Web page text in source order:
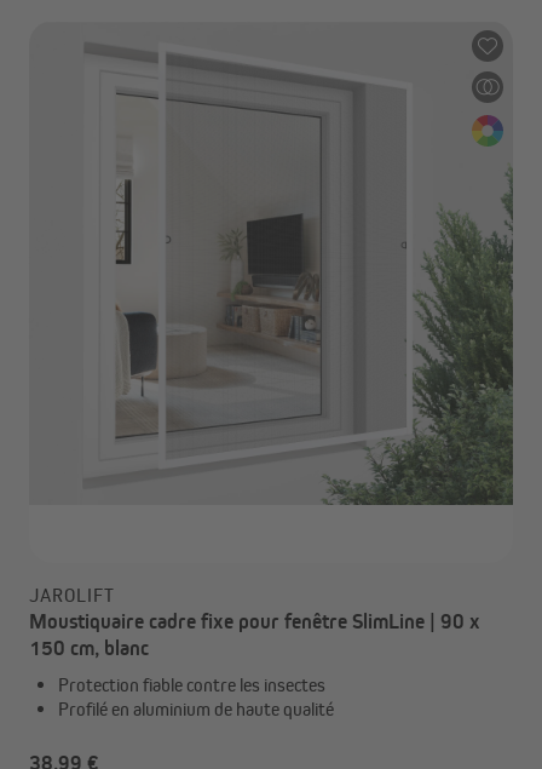
JAROLIFT
Moustiquaire cadre fixe pour fenêtre SlimLine | 90 x
150 cm, blanc
Protection fiable contre les insectes
Profilé en aluminium de haute qualité
38,99 €